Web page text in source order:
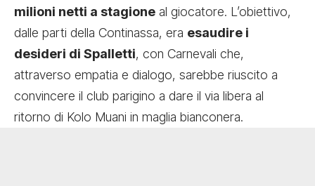
milioni netti a stagione al giocatore. L’obiettivo,
dalle parti della Continassa, era esaudire i
desideri di Spalletti, con Carnevali che,
attraverso empatia e dialogo, sarebbe riuscito a
convincere il club parigino a dare il via libera al
ritorno di Kolo Muani in maglia bianconera.